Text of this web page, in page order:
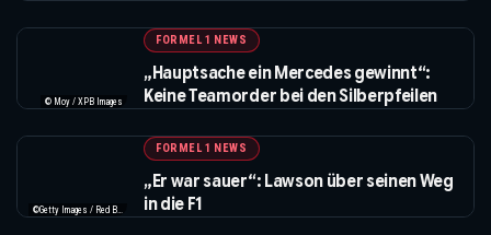
© Moy / XPB Images
FORMEL 1 NEWS
„Hauptsache ein Mercedes gewinnt“:
Keine Teamorder bei den Silberpfeilen
©Getty Images / Red Bull / XPB Images
FORMEL 1 NEWS
„Er war sauer“: Lawson über seinen Weg
in die F1